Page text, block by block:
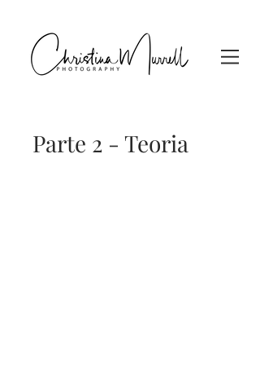
Parte 2 - Teoria